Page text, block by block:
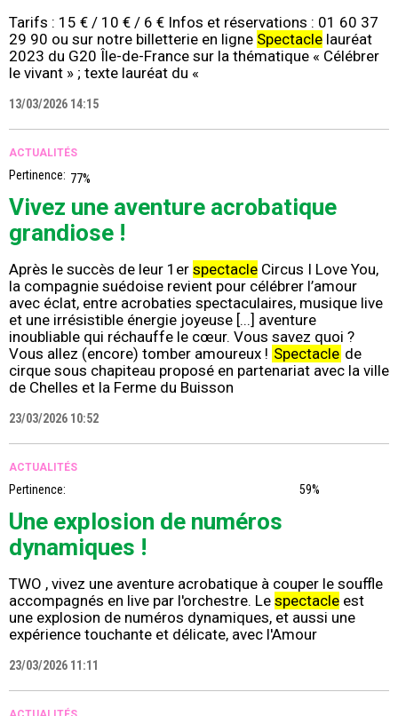
Tarifs : 15 € / 10 € / 6 € Infos et réservations : 01 60 37
29 90 ou sur notre billetterie en ligne Spectacle lauréat
2023 du G20 Île-de-France sur la thématique « Célébrer
le vivant » ; texte lauréat du «
13/03/2026 14:15
ACTUALITÉS
Pertinence: 77%
Vivez une aventure acrobatique
grandiose !
Après le succès de leur 1er spectacle Circus I Love You,
la compagnie suédoise revient pour célébrer l’amour
avec éclat, entre acrobaties spectaculaires, musique live
et une irrésistible énergie joyeuse [...] aventure
inoubliable qui réchauffe le cœur. Vous savez quoi ?
Vous allez (encore) tomber amoureux ! Spectacle de
cirque sous chapiteau proposé en partenariat avec la ville
de Chelles et la Ferme du Buisson
23/03/2026 10:52
ACTUALITÉS
Pertinence: 59%
Une explosion de numéros
dynamiques !
TWO , vivez une aventure acrobatique à couper le souffle
accompagnés en live par l'orchestre. Le spectacle est
une explosion de numéros dynamiques, et aussi une
expérience touchante et délicate, avec l'Amour
23/03/2026 11:11